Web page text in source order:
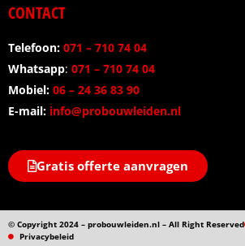
CONTACT
Telefoon: 071 – 710 74 04
Whatsapp: 071 – 710 74 04
Mobiel: 06 – 24 36 83 90
E-mail: info@probouwleiden.nl
Gratis offerte aanvragen
© Copyright 2024 – probouwleiden.nl – All Right Reserved
Privacybeleid